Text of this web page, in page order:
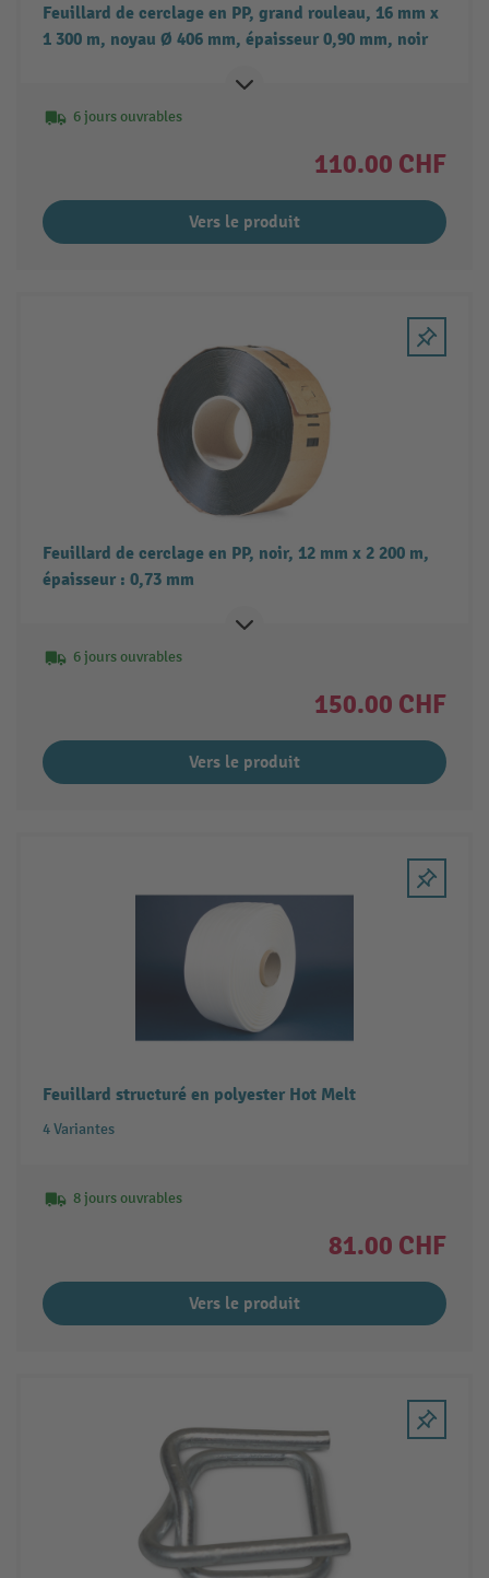
Feuillard de cerclage en PP, grand rouleau, 16 mm x
1 300 m, noyau Ø 406 mm, épaisseur 0,90 mm, noir
6 jours ouvrables
110.00 CHF
Vers le produit
Feuillard de cerclage en PP, noir, 12 mm x 2 200 m,
épaisseur : 0,73 mm
6 jours ouvrables
150.00 CHF
Vers le produit
Feuillard structuré en polyester Hot Melt
4 Variantes
8 jours ouvrables
81.00 CHF
Vers le produit